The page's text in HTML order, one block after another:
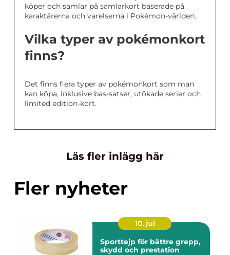
köper och samlar på samlarkort baserade på
karaktärerna och varelserna i Pokémon-världen.
Vilka typer av pokémonkort
finns?
Det finns flera typer av pokémonkort som man
kan köpa, inklusive bas-satser, utökade serier och
limited edition-kort.
Läs fler inlägg här
Fler nyheter
10. jul
Sporttejp för bättre grepp,
skydd och prestation